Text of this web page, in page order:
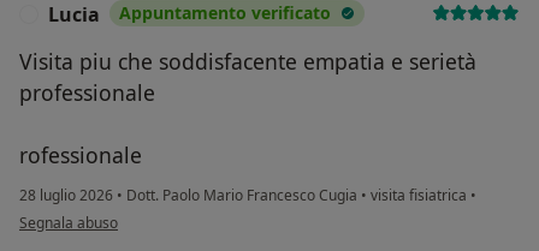
Lucia Appuntamento verificato
Visita piu che soddisfacente empatia e serietà
professionale
rofessionale
28 luglio 2026 • Dott. Paolo Mario Francesco Cugia • visita fisiatrica •
secondo l'opinione dell'utente Lucia
Segnala abuso